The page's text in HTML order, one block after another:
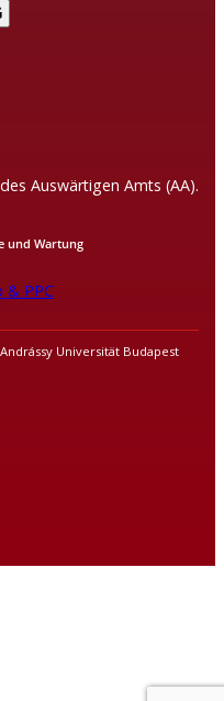
Auswärtigen Amts (AA).
Universität Budapest
und Wartung